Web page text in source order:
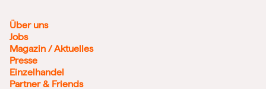
Über uns
Jobs
Magazin / Aktuelles
Presse
Einzelhandel
Partner & Friends